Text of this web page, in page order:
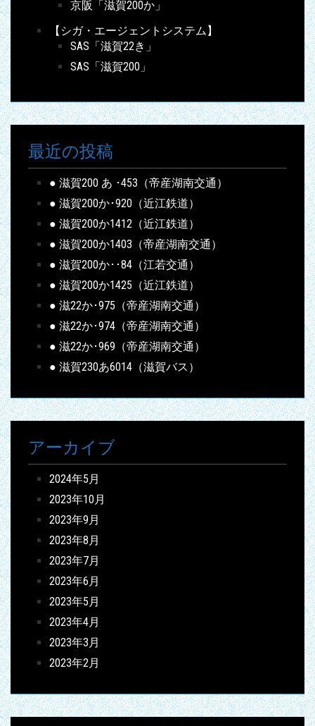
京阪「滋賀200か」
【シガ・エージェントシステム】
SAS「滋賀22き」
SAS「滋賀200」
最近の投稿
● 滋賀200 あ ･453（帝産湖南交通）
● 滋賀200か･920（近江鉄道）
● 滋賀200か1412（近江鉄道）
● 滋賀200か1403（帝産湖南交通）
● 滋賀200か･･84（江若交通）
● 滋賀200か1425（近江鉄道）
● 滋22か･975（帝産湖南交通）
● 滋22か･974（帝産湖南交通）
● 滋22か･969（帝産湖南交通）
● 滋賀230あ6014（滋賀バス）
アーカイブ
2024年5月
2023年10月
2023年9月
2023年8月
2023年7月
2023年6月
2023年5月
2023年4月
2023年3月
2023年2月